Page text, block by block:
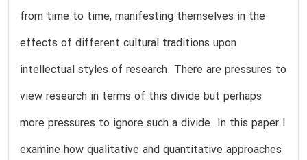
from time to time, manifesting themselves in the
effects of different cultural traditions upon
intellectual styles of research. There are pressures to
view research in terms of this divide but perhaps
more pressures to ignore such a divide. In this paper I
examine how qualitative and quantitative approaches